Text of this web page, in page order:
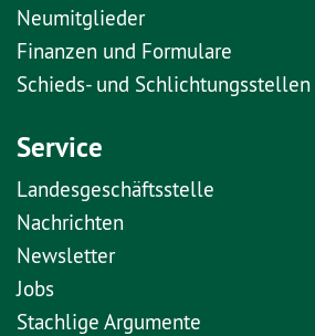
Neumitglieder
Finanzen und Formulare
Schieds- und Schlichtungsstellen
Service
Landesgeschäftsstelle
Nachrichten
Newsletter
Jobs
Stachlige Argumente